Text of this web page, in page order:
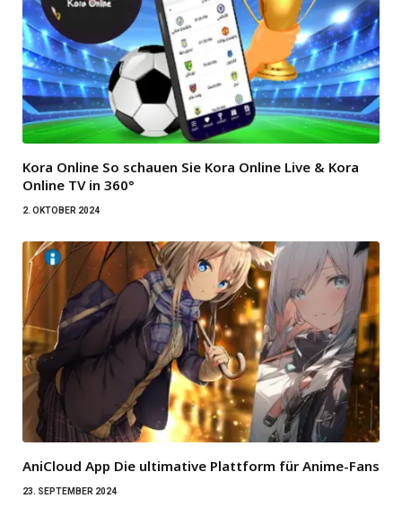
Kora Online So schauen Sie Kora Online Live & Kora
Online TV in 360°
2. OKTOBER 2024
AniCloud App Die ultimative Plattform für Anime-Fans
23. SEPTEMBER 2024